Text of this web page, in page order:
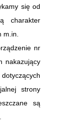
się od
charakter
nr
nakazujący
strony
są